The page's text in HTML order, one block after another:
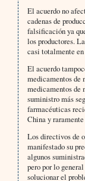
El acuerdo no
cadenas de
falsificación ya
los productores.
casi totalmente
El acuerdo
medicamentos de
medicamentos de
suministro más
farmacéuticas
China y
Los directivos de
manifestado su
algunos
pero por lo
solucionar el